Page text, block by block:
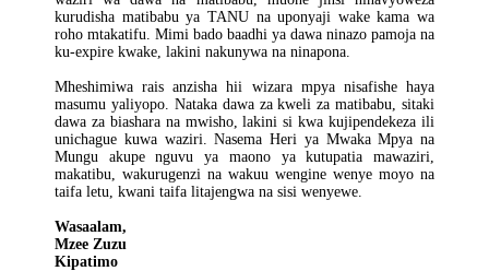
kurudisha matibabu ya TANU na uponyaji wake kama wa
roho mtakatifu. Mimi bado baadhi ya dawa ninazo pamoja na
ku-expire kwake, lakini nakunywa na ninapona.
Mheshimiwa rais anzisha hii wizara mpya nisafishe haya
masumu yaliyopo. Nataka dawa za kweli za matibabu, sitaki
dawa za biashara na mwisho, lakini si kwa kujipendekeza ili
unichague kuwa waziri. Nasema Heri ya Mwaka Mpya na
Mungu akupe nguvu ya maono ya kutupatia mawaziri,
makatibu, wakurugenzi na wakuu wengine wenye moyo na
taifa letu, kwani taifa litajengwa na sisi wenyewe.
Wasaalam,
Mzee Zuzu
Kipatimo